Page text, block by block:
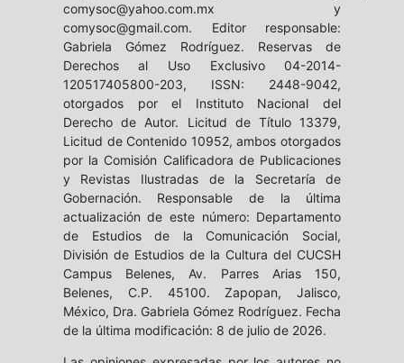
comysoc@yahoo.com.mx y
comysoc@gmail.com. Editor responsable:
Gabriela Gómez Rodríguez. Reservas de
Derechos al Uso Exclusivo 04-2014-
120517405800-203, ISSN: 2448-9042,
otorgados por el Instituto Nacional del
Derecho de Autor. Licitud de Título 13379,
Licitud de Contenido 10952, ambos otorgados
por la Comisión Calificadora de Publicaciones
y Revistas Ilustradas de la Secretaría de
Gobernación. Responsable de la última
actualización de este número: Departamento
de Estudios de la Comunicación Social,
División de Estudios de la Cultura del CUCSH
Campus Belenes, Av. Parres Arias 150,
Belenes, C.P. 45100. Zapopan, Jalisco,
México, Dra. Gabriela Gómez Rodríguez. Fecha
de la última modificación: 8 de julio de 2026.